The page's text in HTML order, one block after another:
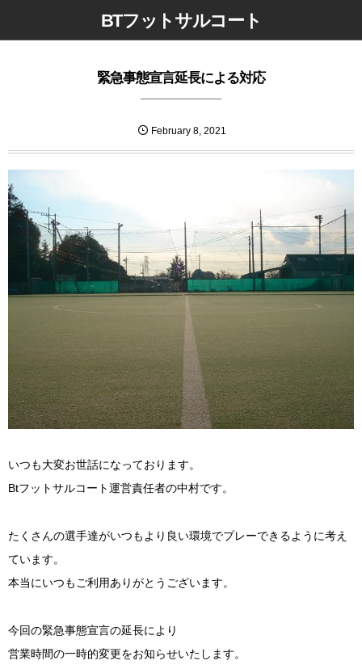
BTフットサルコート
緊急事態宣言延長による対応
February 8 ,2021
いつも大変お世話になっております。
Btフットサルコート運営責任者の中村です。
たくさんの選手達がいつもより良い環境でプレーできるように考え
ています。
本当にいつもご利用ありがとうございます。
今回の緊急事態宣言の延長により
営業時間の一時的変更をお知らせいたします。